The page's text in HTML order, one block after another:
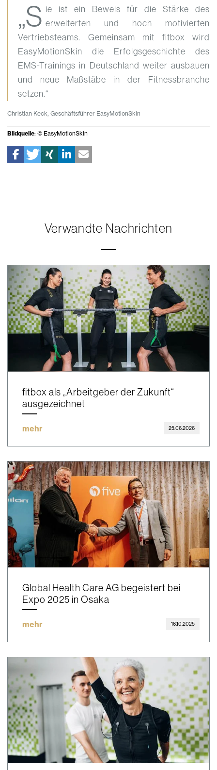
„S ie ist ein Beweis für die Stärke des
erweiterten und hoch motivierten
Vertriebsteams. Gemeinsam mit fitbox wird
EasyMotionSkin die Erfolgsgeschichte des
EMS-Trainings in Deutschland weiter ausbauen
und neue Maßstäbe in der Fitnessbranche
setzen.“
Christian Keck, Geschäftsführer EasyMotionSkin
Bildquelle: © EasyMotionSkin
Verwandte Nachrichten
fitbox als „Arbeitgeber der Zukunft“
ausgezeichnet
mehr 25.06.2026
Global Health Care AG begeistert bei
Expo 2025 in Osaka
mehr 16.10.2025